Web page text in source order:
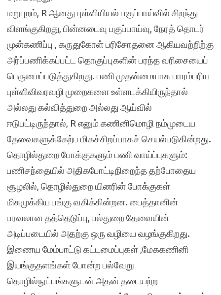
மறுபுறம், R ஆனது புள்ளியியல் பகுப்பாய்வில் சிறந்து
விளங்குகிறது, பின்னடைவு பகுப்பாய்வு, நேரத் தொடர்
முன்கணிப்பு , கருதுகோள் பரிசோதனை ஆகியவற்றிற்கு
அர்ப்பணிக்கப்பட்ட தொகுப்புகளின் பரந்த வரிசையைப்
பெருமைப்படுத்துகிறது. பணி முதன்மையாக பாரம்பரிய
புள்ளிவிவரவழி முறைகளை உள்ளடக்கியிருந்தால்
அல்லது கல்வித்துறை அல்லது ஆய்வில்
ஈடுபட்டிருந்தால், R எனும் கணினிமொழி நம்முடைய
தேவைகளுக்கேற்ப மிகச்சிறப்பாகச் செயல்படுகின்றது.
தொழில்துறை போக்குகளும் பணி வாய்ப்புகளும்:
பணிசந்தையில் அதிகபோட்டிநிறைந்த தற்போதைய
சூழலில், தொழில்துறை யினரின் போக்குகள்
மிகமுக்கிய பங்கு வகிக்கின்றன. பைத்தானின்
பரவலான தத்தெடுப்பு, பல்துறை தேவையின்
அடிப்படையில் அதற்கு ஒரு வழியை வழங்குகிறது.
இணைய மேம்பாட்டு கட்டமைப்புகள் ,மேககணினி
இயங்குதளங்கள் போன்ற பல்வேறு
தொழில்நுட்பங்களுடன் அதன் தடையற்ற